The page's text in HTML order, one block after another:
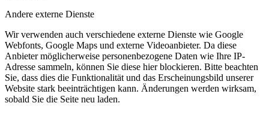
Andere externe Dienste
Wir verwenden auch verschiedene externe Dienste wie Google
Webfonts, Google Maps und externe Videoanbieter. Da diese
Anbieter möglicherweise personenbezogene Daten wie Ihre IP-
Adresse sammeln, können Sie diese hier blockieren. Bitte beachten
Sie, dass dies die Funktionalität und das Erscheinungsbild unserer
Website stark beeinträchtigen kann. Änderungen werden wirksam,
sobald Sie die Seite neu laden.